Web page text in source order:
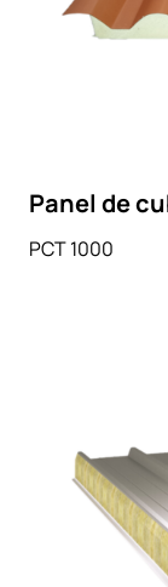
Panel de
PCT 1000